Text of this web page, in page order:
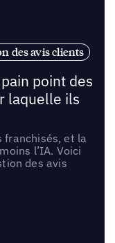
des avis clients
point des
laquelle ils
franchisés, et la
l’IA. Voici
des avis